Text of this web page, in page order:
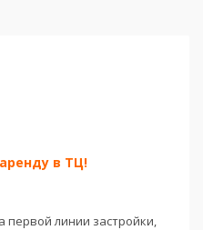
в ТЦ!
первой линии застройки,